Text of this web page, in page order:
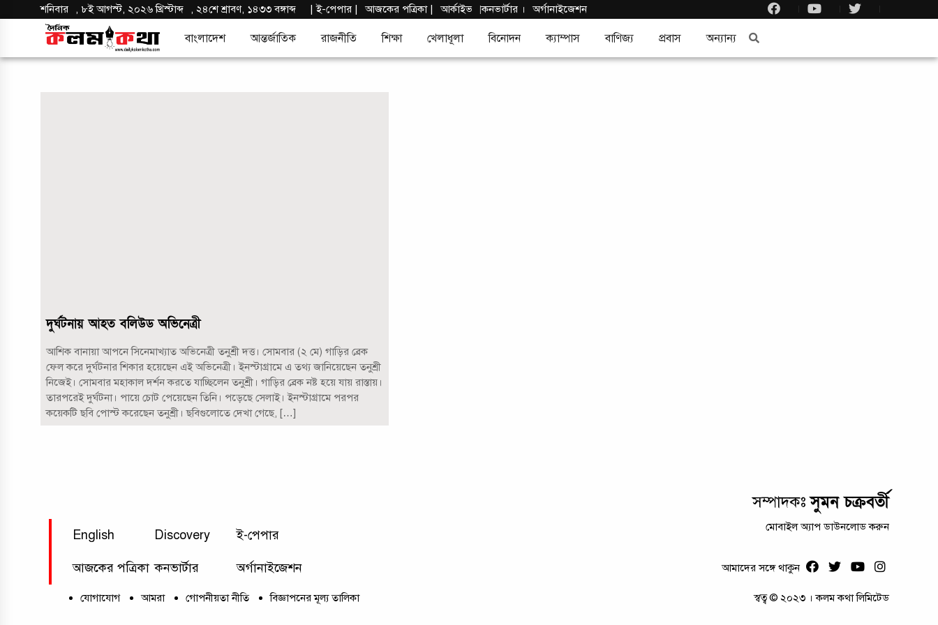
শনিবার , ৮ই আগস্ট, ২০২৬ খ্রিস্টাব্দ ,২৪শে শ্রাবণ, ১৪৩৩ বঙ্গাব্দ |ই-পেপার | আজকের পত্রিকা | আর্কাইভ |কনভার্টার । অর্গানাইজেশন
বাংলাদেশ আন্তর্জাতিক রাজনীতি শিক্ষা খেলাধূলা বিনোদন ক্যাম্পাস বাণিজ্য প্রবাস অন্যান্য
দুর্ঘটনায় আহত বলিউড অভিনেত্রী
আশিক বানায়া আপনে সিনেমাখ্যাত অভিনেত্রী তনুশ্রী দত্ত। সোমবার (২ মে) গাড়ির ব্রেক
ফেল করে দুর্ঘটনার শিকার হয়েছেন এই অভিনেত্রী। ইনস্টাগ্রামে এ তথ্য জানিয়েছেন তনুশ্রী
নিজেই। সোমবার মহাকাল দর্শন করতে যাচ্ছিলেন তনুশ্রী। গাড়ির ব্রেক নষ্ট হয়ে যায় রাস্তায়।
তারপরেই দুর্ঘটনা। পায়ে চোট পেয়েছেন তিনি। পড়েছে সেলাই। ইনস্টাগ্রামে পরপর
কয়েকটি ছবি পোস্ট করেছেন তনুশ্রী। ছবিগুলোতে দেখা গেছে, […]
সম্পাদকঃসুমন চক্রবর্তী
English Discovery ই-পেপার
আজকের পত্রিকা কনভার্টার অর্গানাইজেশন
মোবাইল অ্যাপ ডাউনলোড করুন
আমাদের সঙ্গে থাকুন
যোগাযোগ আমরা গোপনীয়তা নীতি বিজ্ঞাপনের মূল্য তালিকা স্বত্ব © ২০২৩ । কলম কথা লিমিটেড